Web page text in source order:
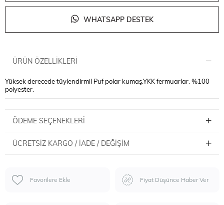
WHATSAPP DESTEK
ÜRÜN ÖZELLIKLERI
Yüksek derecede tüylendirmil Puf polar kumaş.YKK fermuarlar. %100
polyester.
ÖDEME SEÇENEKLERI
ÜCRETSIZ KARGO / İADE / DEĞIŞIM
Favorilere Ekle Fiyat Düşünce Haber Ver